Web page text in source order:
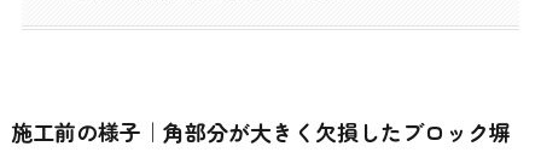
施工前の様子｜角部分が大きく欠損したブロック塀